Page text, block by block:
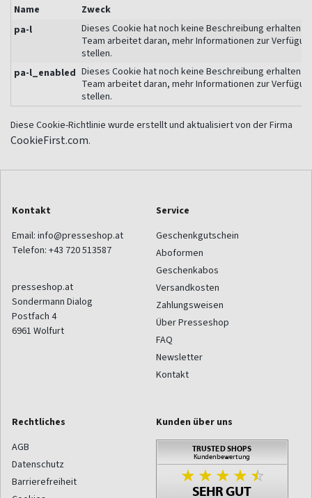
Name
Zweck
pa-l
Dieses Cookie hat noch keine Beschreibung erhalten.
Team arbeitet daran, mehr Informationen zur
stellen.
pa-l_enabled Dieses Cookie hat noch keine Beschreibung erhalten.
Team arbeitet daran, mehr Informationen zur
stellen.
Diese Cookie-Richtlinie wurde erstellt und aktualisiert von der Firma
CookieFirst.com.
Kontakt
Email: info@presseshop.at
Telefon: +43 720 513587
presseshop.at
Sondermann Dialog
Postfach 4
6961 Wolfurt
Service
Geschenkgutschein
Aboformen
Geschenkabos
Versandkosten
Zahlungsweisen
Über Presseshop
FAQ
Newsletter
Kontakt
Rechtliches
AGB
Datenschutz
Barrierefreiheit
Kunden über uns